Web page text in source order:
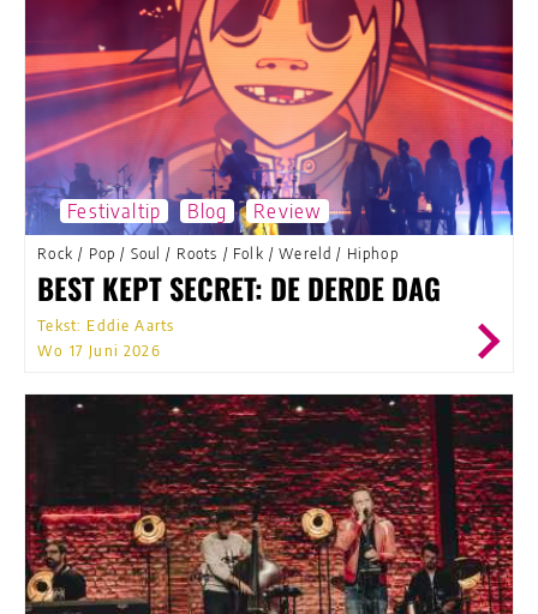
Festivaltip Blog Review
Rock / Pop / Soul / Roots / Folk / Wereld / Hiphop
BEST KEPT SECRET: DE DERDE DAG
Tekst: Eddie Aarts
Wo 17 Juni 2026